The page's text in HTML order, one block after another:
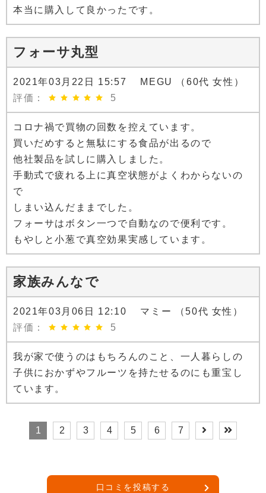
本当に購入して良かったです。
フォーサ丸型
2021年03月22日 15:57 MEGU （60代 女性）
評価：
5
コロナ禍で買物の回数を控えています。
買いだめすると無駄にする食品が出るので
他社製品を試しに購入しました。
手動式で疲れる上に真空状態がよくわからないの
で
しまい込んだままでした。
フォーサはボタン一つで自動なので便利です。
もやしと小葱で真空効果実感しています。
家族みんなで
2021年03月06日 12:10 マミー （50代 女性）
評価：
5
我が家で使うのはもちろんのこと、一人暮らしの
子供におかずやフルーツを持たせるのにも重宝し
ています。
1 2 3 4 5 6 7
口コミを投稿する